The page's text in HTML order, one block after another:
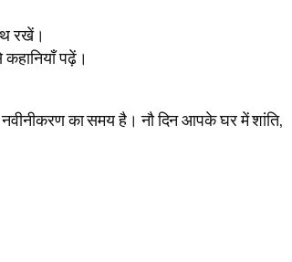
रखें।
पढ़ें।
का समय है। नौ दिन आपके घर में शांति,